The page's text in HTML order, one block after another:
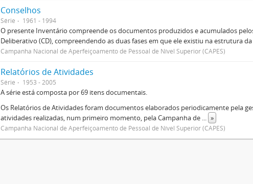
Conselhos
Série 1961 - 1994
O presente Inventário compreende os documentos produzidos e acumulados
Deliberativo (CD), compreendendo as duas fases em que ele existiu na estrutura da
Campanha Nacional de Aperfeiçoamento de Pessoal de Nível Superior (CAPES)
Relatórios de Atividades
Série 1953 - 2005
A série está composta por 69 itens documentais.
Os Relatórios de Atividades foram documentos elaborados periodicamente pela
atividades realizadas, num primeiro momento, pela Campanha de ... »
Campanha Nacional de Aperfeiçoamento de Pessoal de Nível Superior (CAPES)